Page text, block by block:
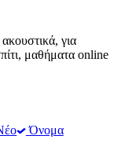
για
μαθήματα online
Όνομα